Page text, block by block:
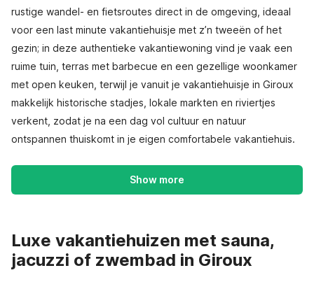
rustige wandel- en fietsroutes direct in de omgeving, ideaal
voor een last minute vakantiehuisje met z’n tweeën of het
gezin; in deze authentieke vakantiewoning vind je vaak een
ruime tuin, terras met barbecue en een gezellige woonkamer
met open keuken, terwijl je vanuit je vakantiehuisje in Giroux
makkelijk historische stadjes, lokale markten en riviertjes
verkent, zodat je na een dag vol cultuur en natuur
ontspannen thuiskomt in je eigen comfortabele vakantiehuis.
Show more
Luxe vakantiehuizen met sauna,
jacuzzi of zwembad in Giroux